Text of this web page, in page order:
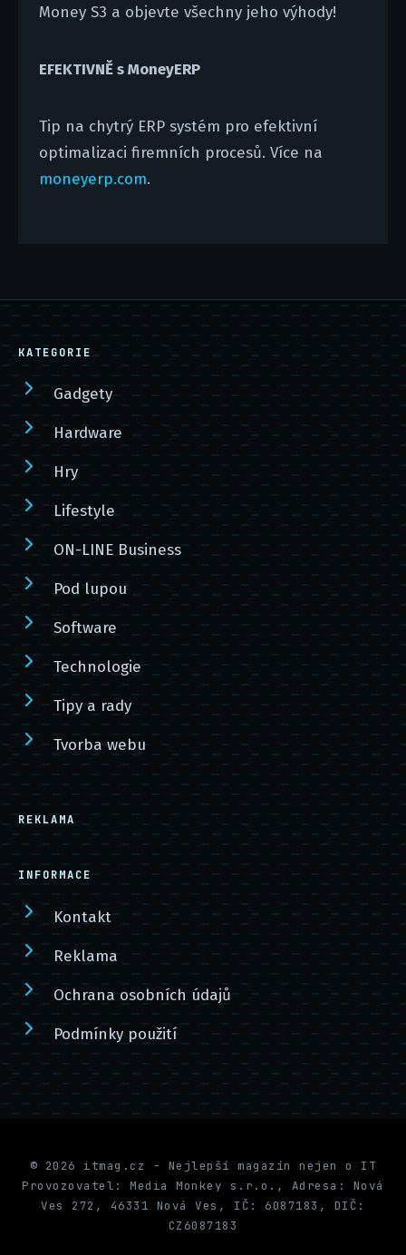
Money S3 a objevte všechny jeho výhody!
EFEKTIVNĚ s MoneyERP
Tip na chytrý ERP systém pro efektivní
optimalizaci firemních procesů. Více na
moneyerp.com.
KATEGORIE
Gadgety
Hardware
Hry
Lifestyle
ON-LINE Business
Pod lupou
Software
Technologie
Tipy a rady
Tvorba webu
REKLAMA
INFORMACE
Kontakt
Reklama
Ochrana osobních údajů
Podmínky použití
© 2026 itmag.cz - Nejlepší magazín nejen o IT
Provozovatel: Media Monkey s.r.o., Adresa: Nová
Ves 272, 46331 Nová Ves, IČ: 6087183, DIČ:
CZ6087183